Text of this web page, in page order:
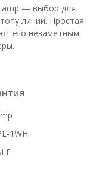
— выбор для
линий. Простая
его незаметным
1WH